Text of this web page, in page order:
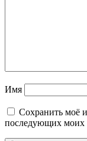
Имя
Сохранить моё
последующих моих